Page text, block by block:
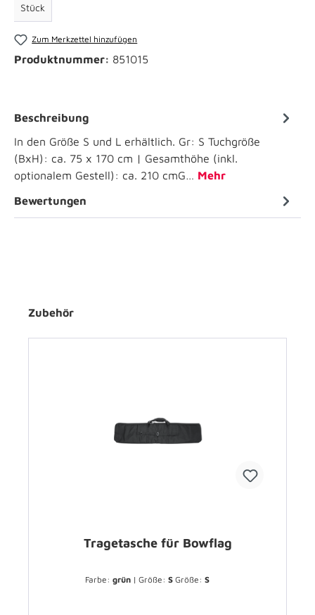
Stück
Zum Merkzettel hinzufügen
Produktnummer: 851015
Beschreibung
In den Größe S und L erhältlich. Gr: S Tuchgröße
(BxH): ca. 75 x 170 cm | Gesamthöhe (inkl.
optionalem Gestell): ca. 210 cmG… Mehr
Bewertungen
Zubehör
Tragetasche für Bowflag
Farbe:grün | Größe:SGröße:S